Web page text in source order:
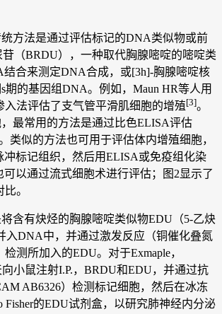
方法是通过评估标记的DNA类似物或前
苷（BRDU），一种取代胸腺嘧啶的嘧啶类
合来测定DNA合成，或[3h]-胸腺嘧啶核
期的基因组DNA。例如，Maun HR等人用
入法评估了支气管平滑肌细胞的增殖[3]。
最常用的方法是通过比色ELISA评估
类似的方法也可用于评估体内增殖细胞，
冲标记组织，然后用ELISA或免疫组化染
以通过流式细胞术进行评估；图2显示了
。
含有炔烃的胸腺嘧啶类似物EDU（5-乙炔
入DNA中，并通过激发反应（铜催化叠氮
测所加入的EDU。对于Exmaple，
向小鼠注射I.P.，BRDU和EDU，并通过抗
AB6326）检测标记细胞，然后在冰冻
Fisher的EDU试剂盒，以研究肺神经内分泌